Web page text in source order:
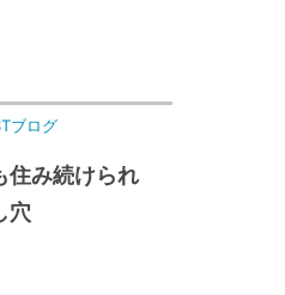
ブログ
住み続けられ
穴